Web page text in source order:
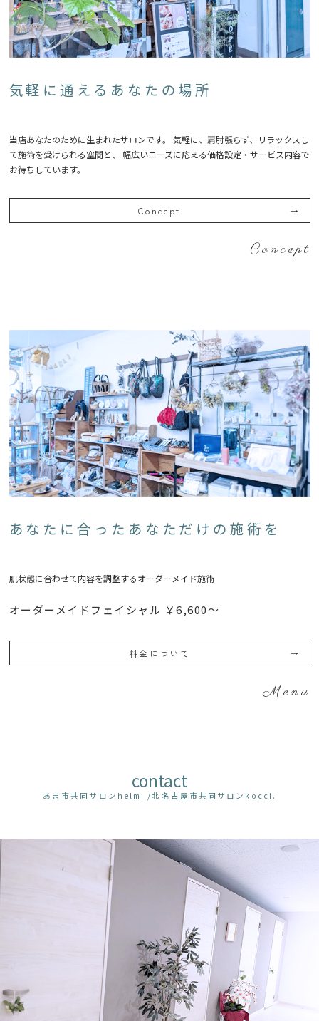
気軽に通えるあなたの場所
当店あなたのために生まれたサロンです。 気軽に、肩肘張らず、リラックスし
て施術を受けられる空間と、 幅広いニーズに応える価格設定・サービス内容で
お待ちしています。
Concept
Concept
あなたに合ったあなただけの施術を
肌状態に合わせて内容を調整するオーダーメイド施術
オーダーメイドフェイシャル ￥6,600～
料金について
Menu
contact
あま市共同サロンhelmi /北名古屋市共同サロンkocci.